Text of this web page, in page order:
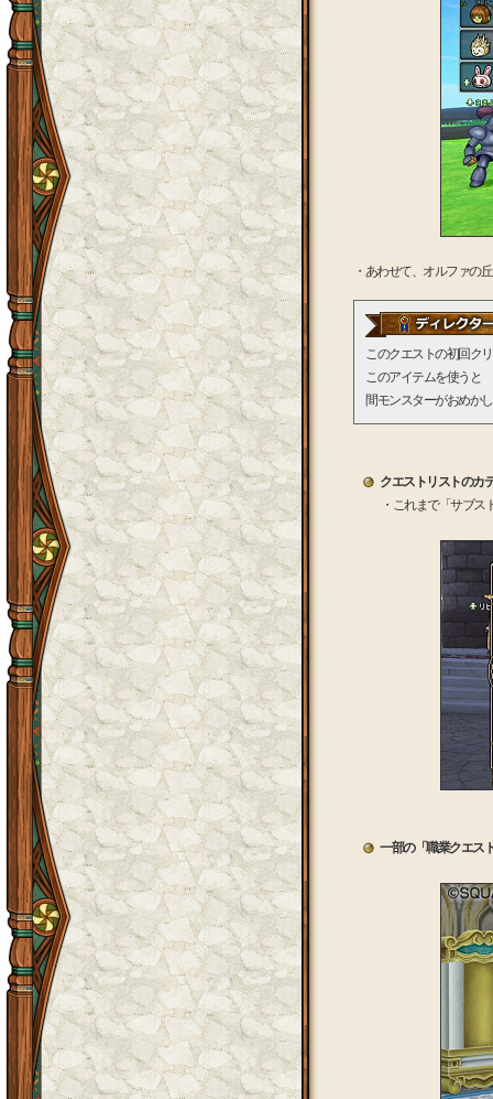
・あわせて、オルファの
このクエストの初回ク
このアイテムを使うと
間モンスターがおめか
クエストリストのカ
・これまで「サブ
一部の「職業クエス